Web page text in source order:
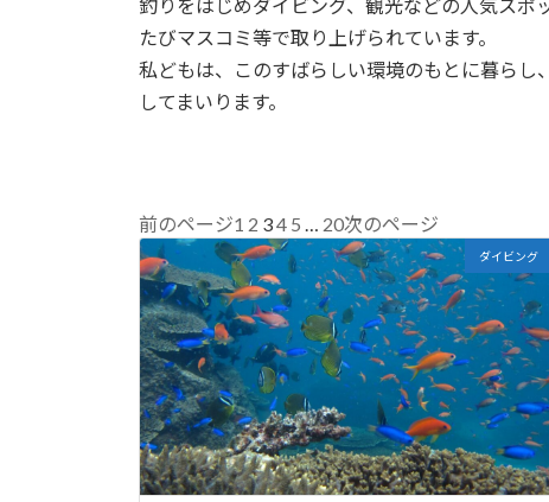
釣りをはじめダイビング、観光などの人気スポ
たびマスコミ等で取り上げられています。
私どもは、このすばらしい環境のもとに暮ら
してまいります。
前のページ1 2 34 5 20次のページ
ダイビング